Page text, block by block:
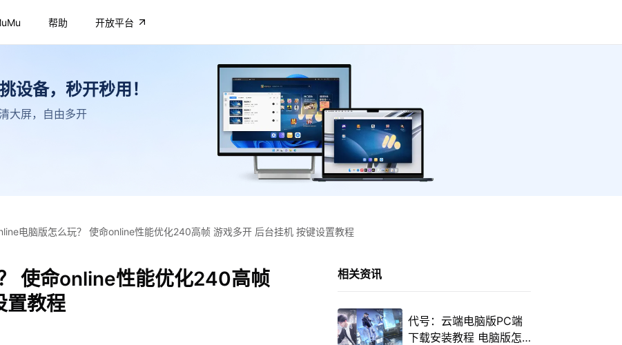
帮助 开放平台
设备，秒开秒用！
大屏，自由多开
电脑版怎么玩？ 使命online性能优化240高帧 游戏多开 后台挂机 按键设置教程
使命online性能优化240高帧
置教程
相关资讯
代号：云端电脑版PC端
下载安装教程 电脑版怎